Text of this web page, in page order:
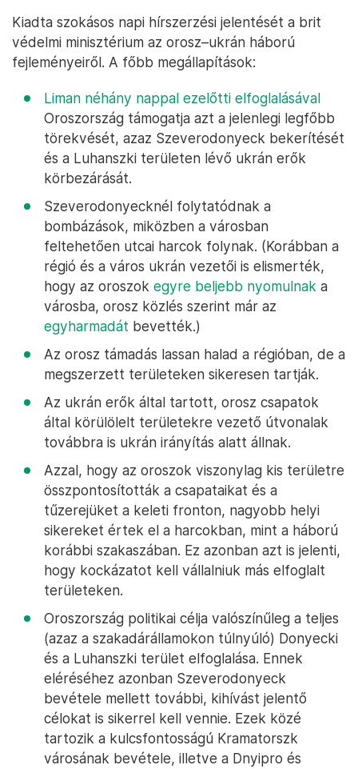
Kiadta szokásos napi hírszerzési jelentését a brit
védelmi minisztérium az orosz–ukrán háború
fejleményeiről. A főbb megállapítások:
Liman néhány nappal ezelőtti elfoglalásával
Oroszország támogatja azt a jelenlegi legfőbb
törekvését, azaz Szeverodonyeck bekerítését
és a Luhanszki területen lévő ukrán erők
körbezárását.
Szeverodonyecknél folytatódnak a
bombázások, miközben a városban
feltehetően utcai harcok folynak. (Korábban a
régió és a város ukrán vezetői is elismerték,
hogy az oroszok egyre beljebb nyomulnak a
városba, orosz közlés szerint már az
egyharmadát bevették.)
Az orosz támadás lassan halad a régióban, de a
megszerzett területeken sikeresen tartják.
Az ukrán erők által tartott, orosz csapatok
által körülölelt területekre vezető útvonalak
továbbra is ukrán irányítás alatt állnak.
Azzal, hogy az oroszok viszonylag kis területre
összpontosították a csapataikat és a
tűzerejüket a keleti fronton, nagyobb helyi
sikereket értek el a harcokban, mint a háború
korábbi szakaszában. Ez azonban azt is jelenti,
hogy kockázatot kell vállalniuk más elfoglalt
területeken.
Oroszország politikai célja valószínűleg a teljes
(azaz a szakadárállamokon túlnyúló) Donyecki
és a Luhanszki terület elfoglalása. Ennek
eléréséhez azonban Szeverodonyeck
bevétele mellett további, kihívást jelentő
célokat is sikerrel kell vennie. Ezek közé
tartozik a kulcsfontosságú Kramatorszk
városának bevétele, illetve a Dnyipro és